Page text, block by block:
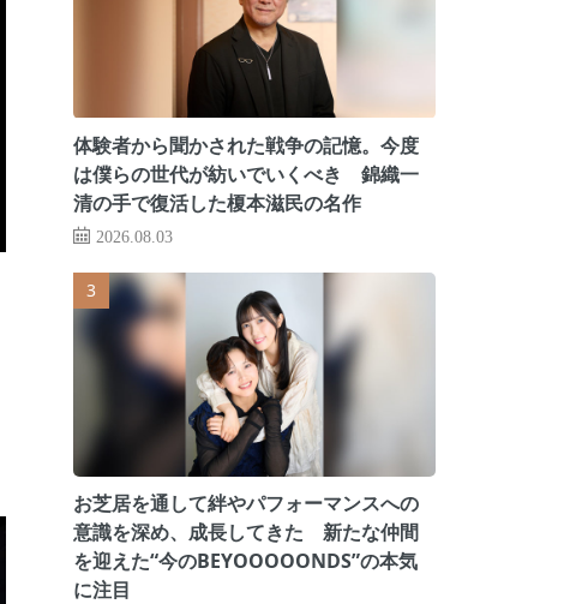
体験者から聞かされた戦争の記憶。今度
は僕らの世代が紡いでいくべき 錦織一
清の手で復活した榎本滋民の名作
2026.08.03
お芝居を通して絆やパフォーマンスへの
意識を深め、成長してきた 新たな仲間
を迎えた“今のBEYOOOOONDS”の本気
に注目